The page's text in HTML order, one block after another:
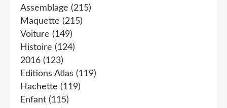
Assemblage (215)
Maquette (215)
Voiture (149)
Histoire (124)
2016 (123)
Editions Atlas (119)
Hachette (119)
Enfant (115)